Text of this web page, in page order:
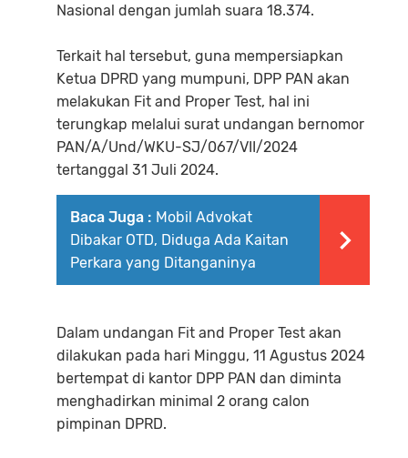
Nasional dengan jumlah suara 18.374.
Terkait hal tersebut, guna mempersiapkan
Ketua DPRD yang mumpuni, DPP PAN akan
melakukan Fit and Proper Test, hal ini
terungkap melalui surat undangan bernomor
PAN/A/Und/WKU-SJ/067/VII/2024
tertanggal 31 Juli 2024.
Baca Juga : Mobil Advokat
Dibakar OTD, Diduga Ada Kaitan
Perkara yang Ditanganinya
Dalam undangan Fit and Proper Test akan
dilakukan pada hari Minggu, 11 Agustus 2024
bertempat di kantor DPP PAN dan diminta
menghadirkan minimal 2 orang calon
pimpinan DPRD.